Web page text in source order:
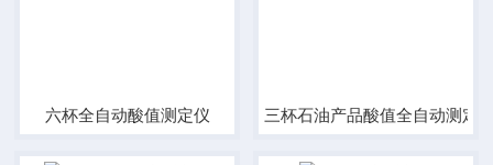
六杯全自动酸值测定仪 三杯石油产品酸值全自动测定